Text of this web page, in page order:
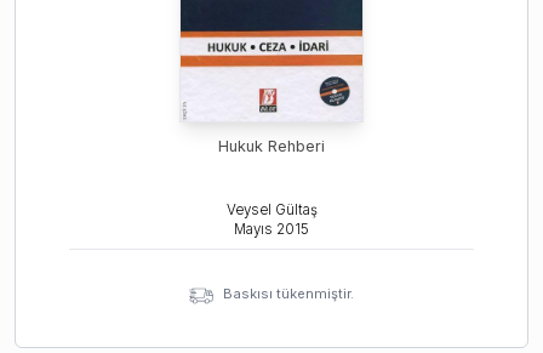
Hukuk Rehberi
Veysel Gültaş
Mayıs 2015
Baskısı tükenmiştir.